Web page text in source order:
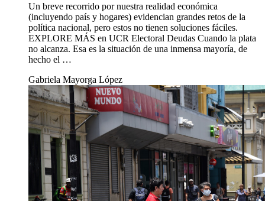
Un breve recorrido por nuestra realidad económica
(incluyendo país y hogares) evidencian grandes retos de la
política nacional, pero estos no tienen soluciones fáciles.
EXPLORE MÁS en UCR Electoral Deudas Cuando la plata
no alcanza. Esa es la situación de una inmensa mayoría, de
hecho el …
Gabriela Mayorga López